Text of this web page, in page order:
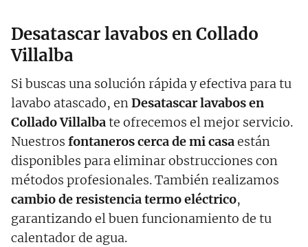
Desatascar lavabos en Collado
Villalba
Si buscas una solución rápida y efectiva para tu
lavabo atascado, enDesatascar lavabos en
Collado Villalbate ofrecemos el mejor servicio.
Nuestros fontaneros cerca de mi casaestán
disponibles para eliminar obstrucciones con
métodos profesionales. También realizamos
cambio de resistencia termo eléctrico,
garantizando el buen funcionamiento de tu
calentador de agua.